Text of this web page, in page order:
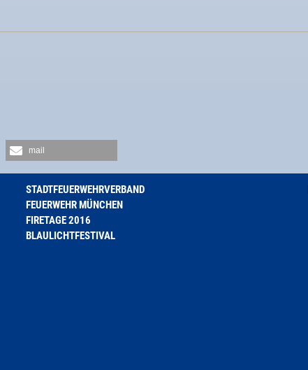
mail
STADTFEUERWEHRVERBAND
FEUERWEHR MÜNCHEN
FIRETAGE 2016
BLAULICHTFESTIVAL